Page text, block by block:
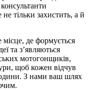
тільки захистить, а й
де формується
та з’являються
мотогонщиків,
щоб кожен відчув
З нами ваш шлях